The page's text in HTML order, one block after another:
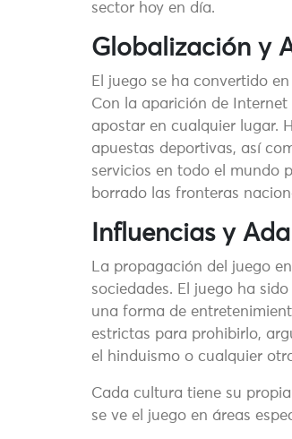
sector hoy en día.
Globalización y
El juego se ha convertido
Con la aparición de
apostar en cualquier lugar.
apuestas deportivas, así
servicios en todo el mundo
borrado las fronteras
Influencias y
La propagación del juego
sociedades. El juego ha
una forma de
estrictas para prohibirlo,
el hinduismo o cualquier
Cada cultura tiene su
se ve el juego en áreas